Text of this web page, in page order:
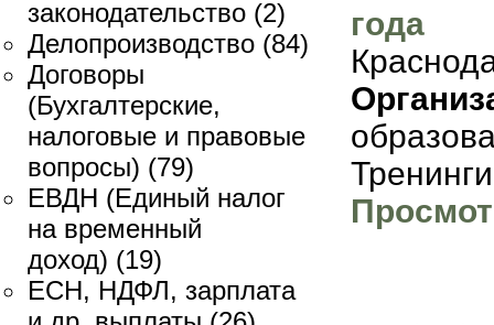
законодательство (2)
Делопроизводство (84)
Договоры
(Бухгалтерские,
налоговые и правовые
вопросы) (79)
ЕВДН (Единый налог
на временный
доход) (19)
ЕСН, НДФЛ, зарплата
года